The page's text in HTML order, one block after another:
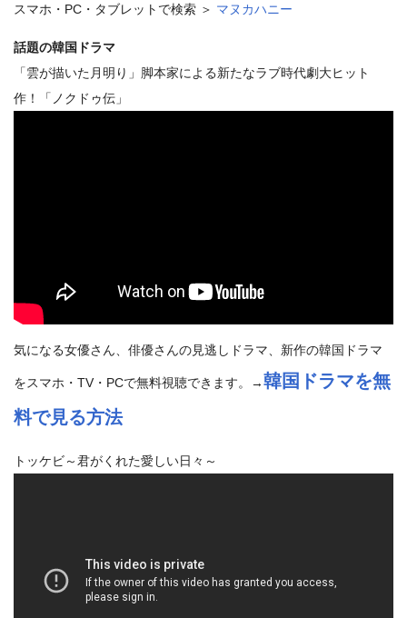
スマホ・PC・タブレットで検索 ＞ マヌカハニー
話題の韓国ドラマ
「雲が描いた月明り」脚本家による新たなラブ時代劇大ヒット
作！「ノクドゥ伝」
気になる女優さん、俳優さんの見逃しドラマ、新作の韓国ドラマ
をスマホ・TV・PCで無料視聴できます。→韓国ドラマを無
料で見る方法
トッケビ～君がくれた愛しい日々～